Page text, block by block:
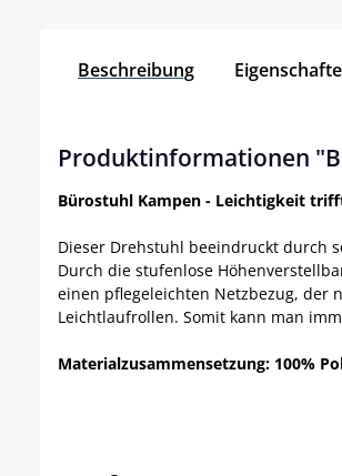
Beschreibung
Produktinformationen
Bürostuhl Kampen - Leichtigkeit
Dieser Drehstuhl beeindruckt durch
Durch die stufenlose
einen pflegeleichten Netzbezug, der
Leichtlaufrollen. Somit kann man
Materialzusammensetzung: 100%